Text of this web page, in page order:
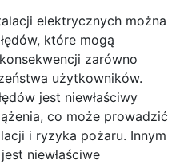
elektrycznych można
które mogą
zarówno
użytkowników.
jest niewłaściwy
co może prowadzić
i ryzyka pożaru. Innym
niewłaściwe